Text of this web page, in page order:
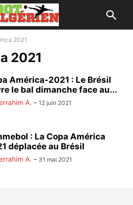
2021
2021
América-2021 : Le Brésil
le bal dimanche face au...
A. - 12 juin 2021
: La Copa América
déplacée au Brésil
A. - 31 mai 2021